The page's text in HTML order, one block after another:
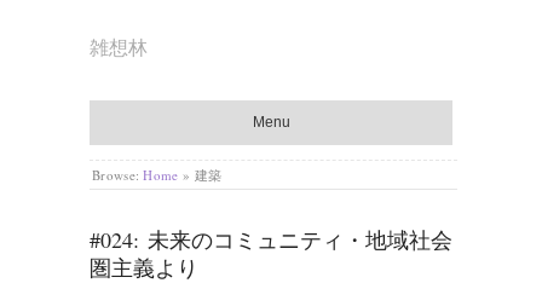
雑想林
Menu
Browse: Home » 建築
#024: 未来のコミュニティ・地域社会
圏主義より